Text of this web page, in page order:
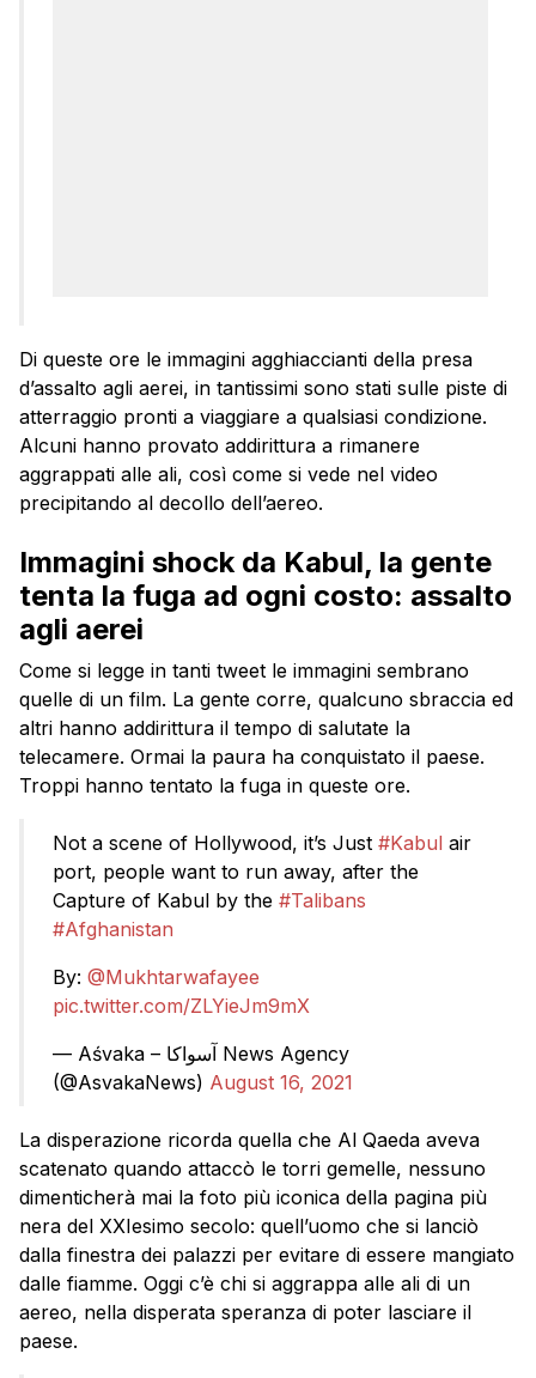
Di queste ore le immagini agghiaccianti della presa
d’assalto agli aerei, in tantissimi sono stati sulle piste di
atterraggio pronti a viaggiare a qualsiasi condizione.
Alcuni hanno provato addirittura a rimanere
aggrappati alle ali, così come si vede nel video
precipitando al decollo dell’aereo.
Immagini shock da Kabul, la gente
tenta la fuga ad ogni costo: assalto
agli aerei
Come si legge in tanti tweet le immagini sembrano
quelle di un film. La gente corre, qualcuno sbraccia ed
altri hanno addirittura il tempo di salutate la
telecamere. Ormai la paura ha conquistato il paese.
Troppi hanno tentato la fuga in queste ore.
Not a scene of Hollywood, it’s Just #Kabul air
port, people want to run away, after the
Capture of Kabul by the #Talibans
#Afghanistan
By: @Mukhtarwafayee
pic.twitter.com/ZLYieJm9mX
— Aśvaka – آسواکا News Agency
(@AsvakaNews) August 16, 2021
La disperazione ricorda quella che Al Qaeda aveva
scatenato quando attaccò le torri gemelle, nessuno
dimenticherà mai la foto più iconica della pagina più
nera del XXIesimo secolo: quell’uomo che si lanciò
dalla finestra dei palazzi per evitare di essere mangiato
dalle fiamme. Oggi c’è chi si aggrappa alle ali di un
aereo, nella disperata speranza di poter lasciare il
paese.